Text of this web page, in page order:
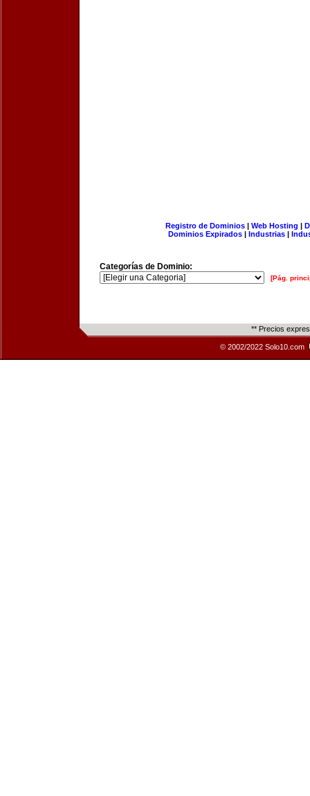
Registro de Dominios| Web Hosting |
Dominios Expirados | Industrias |
Categorías de Dominio:
[Pág.
** Precios
© 2002/2022 Solo10.com